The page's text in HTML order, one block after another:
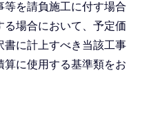
等を請負施工に付す場合
場合において、予定価
に計上すべき当該工事
に使用する基準類をお